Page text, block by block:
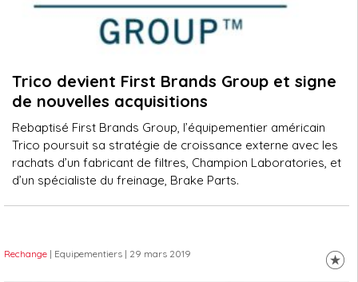
Trico devient First Brands Group et signe
de nouvelles acquisitions
Rebaptisé First Brands Group, l’équipementier américain
Trico poursuit sa stratégie de croissance externe avec les
rachats d’un fabricant de filtres, Champion Laboratories, et
d’un spécialiste du freinage, Brake Parts.
Rechange | Equipementiers | 29 mars 2019